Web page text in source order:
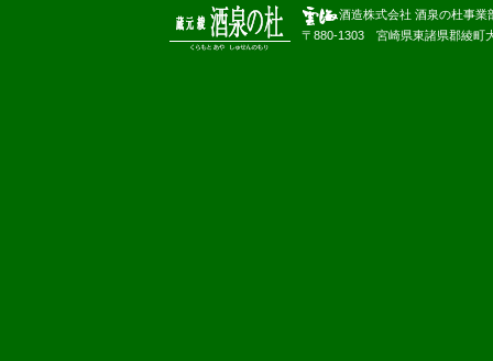
酒造株式会社 酒泉の杜事業
〒880-1303 宮崎県東諸県郡綾町